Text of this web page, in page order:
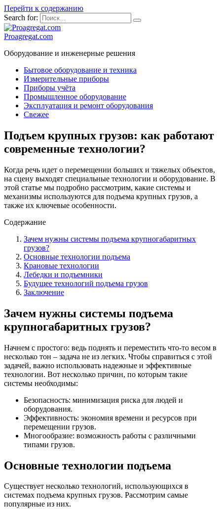
Перейти к содержанию
Search for:
Proagregat.com
Оборудование и инженерные решения
Бытовое оборудование и техника
Измерительные приборы
Приборы учёта
Промышленное оборудование
Эксплуатация и ремонт оборудования
Свежее
Подъем крупных грузов: как работают
современные технологии?
Когда речь идет о перемещении больших и тяжелых объектов,
на сцену выходят специальные технологии и оборудование. В
этой статье мы подробно рассмотрим, какие системы и
механизмы используются для подъема крупных грузов, а
также их ключевые особенности.
Содержание
Зачем нужны системы подъема крупногабаритных
грузов?
Основные технологии подъема
Крановые технологии
Лебедки и подъемники
Будущее технологий подъема грузов
Заключение
Зачем нужны системы подъема
крупногабаритных грузов?
Начнем с простого: ведь поднять и переместить что-то весом в
несколько тон – задача не из легких. Чтобы справиться с этой
задачей, важно использовать надежные и эффективные
технологии. Вот несколько причин, по которым такие
системы необходимы:
Безопасность: минимизация риска для людей и
оборудования.
Эффективность: экономия времени и ресурсов при
перемещении грузов.
Многообразие: возможность работы с различными
типами грузов.
Основные технологии подъема
Существует несколько технологий, использующихся в
системах подъема крупных грузов. Рассмотрим самые
популярные из них.